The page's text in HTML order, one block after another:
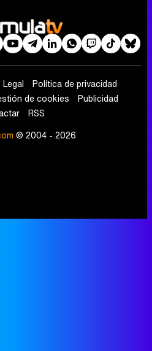
Política de privacidad
de cookies
Publicidad
RSS
© 2004 - 2026